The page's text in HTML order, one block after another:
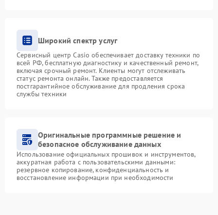
Широкий спектр услуг
Сервисный центр Casio обеспечивает доставку техники по
всей РФ, бесплатную диагностику и качественный ремонт,
включая срочный ремонт. Клиенты могут отслеживать
статус ремонта онлайн. Также предоставляется
постгарантийное обслуживание для продления срока
службы техники
Оригинальные программные решение и
безопасное обслуживание данных
Использование официальных прошивок и инструментов,
аккуратная работа с пользовательскими данными:
резервное копирование, конфиденциальность и
восстановление информации при необходимости